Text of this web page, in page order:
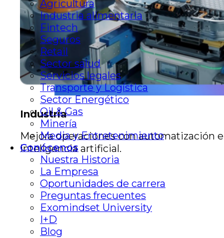
Industria
Mejora operaciones con automatización e
inteligencia artificial.
Agricultura
Industria alimentaria
Fintech
Seguros
Retail
Sector salud
Servicios legales
Transporte y Logística
Sector Energético
Oil & Gas
Minería
Media y Entretenimiento
Conócenos
Nuestra Historia
La Empresa
Oportunidades de carrera
Preguntas frecuentes
Exomindset University
I+D
Blog